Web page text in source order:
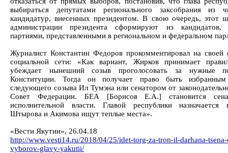
выбираться депутатами регионального заксобрания из
кандидатур, внесенных президентом. В свою очередь, этот
администрации президента сформируют из кандидатов,
партиями, представленными в региональном и федеральном
Журналист Константин Федоров прокомментировал на своей
социальной сети: «Как вариант, Жирков принимает
убеждает нынешний созыв проголосовать за нужные
Конституции. Тогда он получает право быть
следующего созыва Ил Тумэна или сенатором от
Совет Федерации. БЕА [Борисов Е.А.] становится
исполнительной власти. Главой республики назначается
Штырова и Акимова ищут теплые места».
«Вести Якутии», 26.04.18
http://www.vesti14.ru/2018/04/25/idet-torg-za-tron-il-darhana-
vyborov-glavy-yakutii/